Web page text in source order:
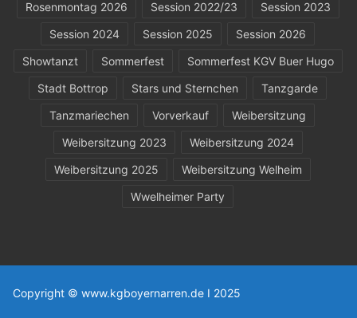
Rosenmontag 2026
Session 2022/23
Session 2023
Session 2024
Session 2025
Session 2026
Showtanzt
Sommerfest
Sommerfest KGV Buer Hugo
Stadt Bottrop
Stars und Sternchen
Tanzgarde
Tanzmariechen
Vorverkauf
Weibersitzung
Weibersitzung 2023
Weibersitzung 2024
Weibersitzung 2025
Weibersitzung Welheim
Wwelheimer Party
Copyright © www.kgboyernarren.de I 2025